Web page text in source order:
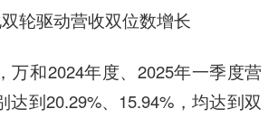
轮驱动营收双位数增长
万和2024年度、2025年一季度营
达到20.29%、15.94%，均达到双